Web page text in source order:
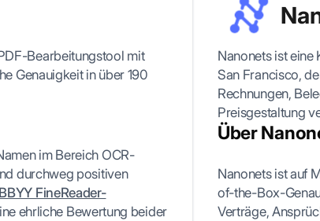
Bearbeitungstool mit
Genauigkeit in über 190
im Bereich OCR-
durchweg positiven
FineReader-
ehrliche Bewertung beider
Nanonets ist
San Francisco,
Rechnungen,
Preisgestaltung
Über
Nanonets ist auf
of-the-Box-
Verträge,